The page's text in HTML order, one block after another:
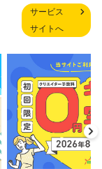
サービス
サイトへ